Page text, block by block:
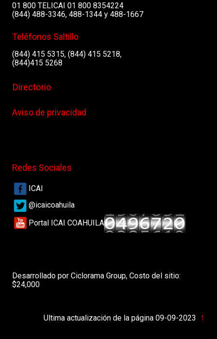
01 800 TELICAI 01 800 8354224
(844) 488-3346, 488-1344 y 488-1667
Teléfonos Saltillo
(844) 415 5315, (844) 415 5218,
(844)415 5268
Directorio
Aviso de privacidad
Redes Sociales
ICAI
@icaicoahuila
Portal ICAI COAHUILA
Desarrollado por Ciclorama Group, Costo del sitio:
$24,000
Ultima actualización de la página 09-09-2023 ↑